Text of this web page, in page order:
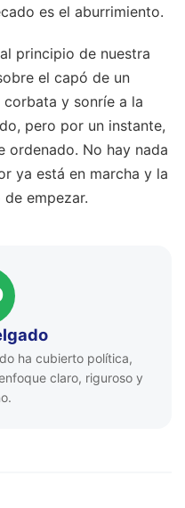
es el aburrimiento.
principio de nuestra
el capó de un
y sonríe a la
pero por un instante,
ordenado. No hay nada
ya está en marcha y la
empezar.
ha cubierto política,
claro, riguroso y